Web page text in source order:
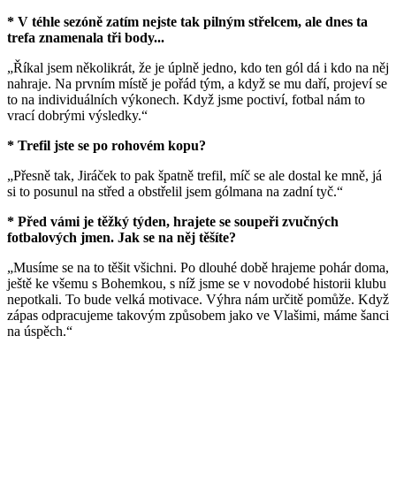
* V téhle sezóně zatím nejste tak pilným střelcem, ale dnes ta
trefa znamenala tři body...
„Říkal jsem několikrát, že je úplně jedno, kdo ten gól dá i kdo na něj
nahraje. Na prvním místě je pořád tým, a když se mu daří, projeví se
to na individuálních výkonech. Když jsme poctiví, fotbal nám to
vrací dobrými výsledky.“
* Trefil jste se po rohovém kopu?
„Přesně tak, Jiráček to pak špatně trefil, míč se ale dostal ke mně, já
si to posunul na střed a obstřelil jsem gólmana na zadní tyč.“
* Před vámi je těžký týden, hrajete se soupeři zvučných
fotbalových jmen. Jak se na něj těšíte?
„Musíme se na to těšit všichni. Po dlouhé době hrajeme pohár doma,
ještě ke všemu s Bohemkou, s níž jsme se v novodobé historii klubu
nepotkali. To bude velká motivace. Výhra nám určitě pomůže. Když
zápas odpracujeme takovým způsobem jako ve Vlašimi, máme šanci
na úspěch.“